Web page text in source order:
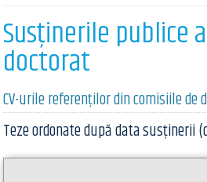
Susţinerile publice
doctorat
CV-urile referenților din comisiile de
Teze ordonate după data susținerii